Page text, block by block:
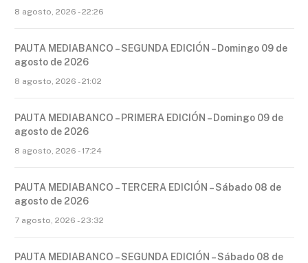
8 agosto, 2026 - 22:26
PAUTA MEDIABANCO – SEGUNDA EDICIÓN – Domingo 09 de
agosto de 2026
8 agosto, 2026 - 21:02
PAUTA MEDIABANCO – PRIMERA EDICIÓN – Domingo 09 de
agosto de 2026
8 agosto, 2026 - 17:24
PAUTA MEDIABANCO – TERCERA EDICIÓN – Sábado 08 de
agosto de 2026
7 agosto, 2026 - 23:32
PAUTA MEDIABANCO – SEGUNDA EDICIÓN – Sábado 08 de